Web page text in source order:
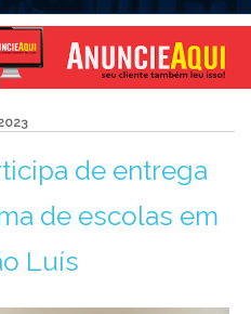
de entrega
de escolas em
Luís